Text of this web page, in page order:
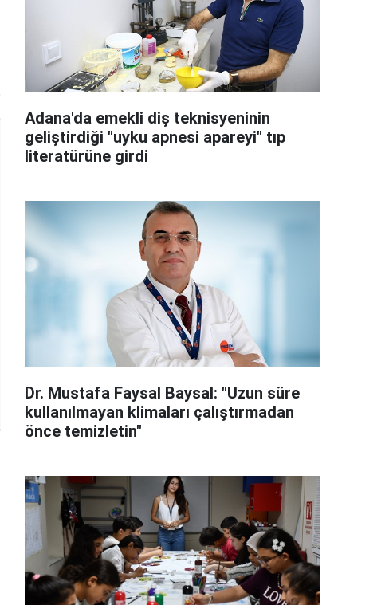
Adana'da emekli diş teknisyeninin
geliştirdiği "uyku apnesi apareyi" tıp
literatürüne girdi
Dr. Mustafa Faysal Baysal: "Uzun süre
kullanılmayan klimaları çalıştırmadan
önce temizletin"